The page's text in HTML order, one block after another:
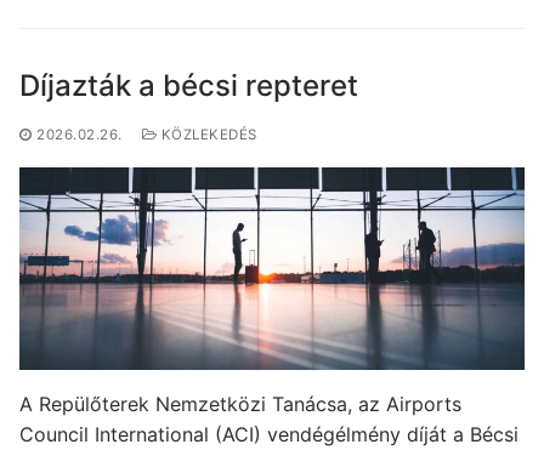
Díjazták a bécsi repteret
2026.02.26. KÖZLEKEDÉS
A Repülőterek Nemzetközi Tanácsa, az Airports
Council International (ACI) vendégélmény díját a Bécsi